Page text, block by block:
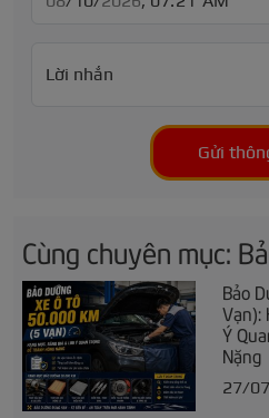
Lời nhắn
Gửi
Cùng chuyên mục:
Bảo
Vạn):
Ý
Nặng
27/